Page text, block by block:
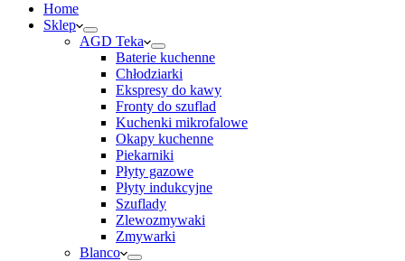
Home
Sklep
AGD Teka
Baterie kuchenne
Chłodziarki
Ekspresy do kawy
Fronty do szuflad
Kuchenki mikrofalowe
Okapy kuchenne
Piekarniki
Płyty gazowe
Płyty indukcyjne
Szuflady
Zlewozmywaki
Zmywarki
Blanco